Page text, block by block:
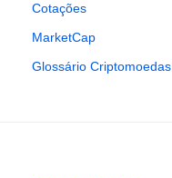
Cotações
MarketCap
Glossário Criptomoedas